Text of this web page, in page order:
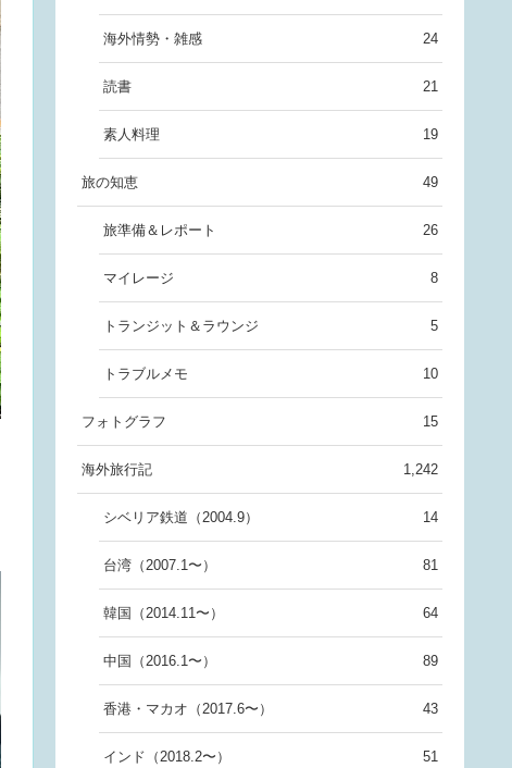
海外情勢・雑感 24
読書 21
素人料理 19
旅の知恵 49
旅準備＆レポート 26
マイレージ 8
トランジット＆ラウンジ 5
トラブルメモ 10
フォトグラフ 15
海外旅行記 1,242
シベリア鉄道（2004.9） 14
台湾（2007.1〜） 81
韓国（2014.11〜） 64
中国（2016.1〜） 89
香港・マカオ（2017.6〜） 43
インド（2018.2〜） 51